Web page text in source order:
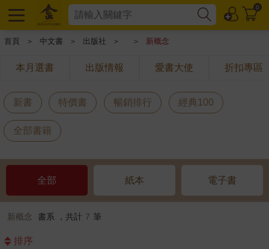
0
首頁 ＞ 中文書 ＞ 出版社 ＞ ＞ 新概念
本月選書 出版情報 愛書大使 折扣專區
新書 特價書 暢銷排行 經典100
全部書籍
全部 紙本 電子書
新概念 書系 ，共計 7 筆
排序